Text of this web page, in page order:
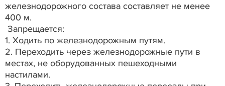
железнодорожного состава составляет не менее
400 м.
Запрещается:
1. Ходить по железнодорожным путям.
2. Переходить через железнодорожные пути в
местах, не оборудованных пешеходными
настилами.